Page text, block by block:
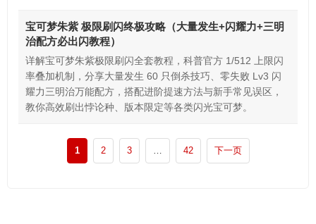
宝可梦朱紫 极限刷闪终极攻略（大量发生+闪耀力+三明
治配方必出闪教程）
详解宝可梦朱紫极限刷闪全套教程，科普官方 1/512 上限闪
率叠加机制，分享大量发生 60 只倒杀技巧、零失败 Lv3 闪
耀力三明治万能配方，搭配进阶提速方法与新手常见误区，
教你高效刷出悖论种、版本限定等各类闪光宝可梦。
1 2 3 … 42 下一页